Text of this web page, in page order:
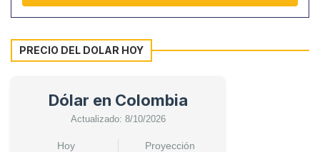
PRECIO DEL DOLAR HOY
Dólar en Colombia
Actualizado: 8/10/2026
Hoy Proyección